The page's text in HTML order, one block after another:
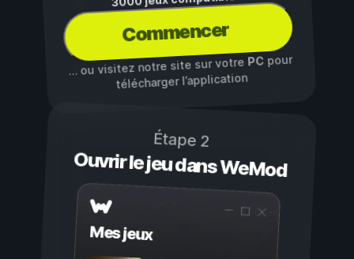
Commencer
… ou visitez notre site sur votre PCpour
télécharger l’application
Étape 2
Ouvrir le jeu dans WeMod
Mes jeux